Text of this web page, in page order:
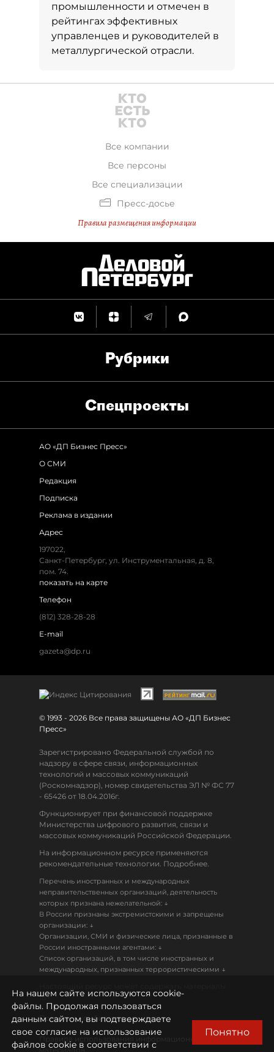
промышленности и отмечен в
рейтингах эффективных
управленцев и руководителей в
металлургической отрасли.
Все компании
Все персоны
Все специализации
Пресс-досье
Правила размещения информации
Рубрики
Спец­проекты
АО «ДП Бизнес Пресс»
О СМИ
Редакция
Подписка
Реклама в издании
Адрес
197022,
Санкт-Петербург, ул. Инструментальная, д. 8,
пом. 74.
показать на карте
Телефон
(812) 328-28-28
E-mail
gazeta@dp.ru
© 1993 - 2026 Все права защищены АО «ДП Бизнес
Пресс»
Зарегистрировано Федеральной службой по
надзору в сфере связи, информационных
технологий и массовых коммуникаций
(Роскомнадзор), номер свидетельства ЭЛ № ФС 77
- 65426 от 18.04.2016г.
Функционирует при финансовой поддержке
Министерства цифрового развития, связи и
массовых коммуникаций Российской Федерации.
На информационном ресурсе применяются
рекомендательные технологии. Подробнее.
Перечень иностранных и международных
неправительственных организаций, деятельность
которых признана нежелательной: ↓
В России признаны экстремистскими и запрещены
организации: ↓
Организации, СМИ и физические лица, признанные в
России иностранными агентами: ↓
Список организаций, в том числе иностранных и
международных, признанных террористическими ↓
18+
Политика конфиденциальности
Правила использования информационных
материалов
На нашем сайте используются cookie-
файлы. Продолжая пользоваться
данным сайтом, вы подтверждаете
свое согласие на использование
файлов cookie в соответствии с
Понятно